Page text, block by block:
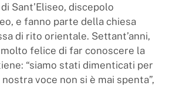
Sant’Eliseo, discepolo
e fanno parte della chiesa
di rito orientale. Settant’anni,
felice di far conoscere la
“siamo stati dimenticati per
voce non si è mai spenta”,